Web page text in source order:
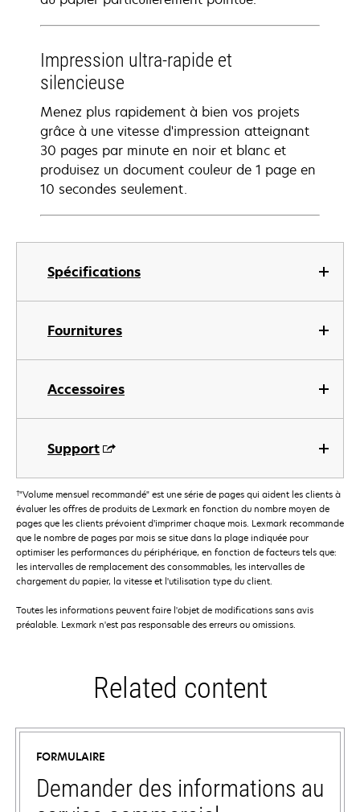
Spécifications
Fournitures
Accessoires
Support
Impression ultra-rapide et
silencieuse
Menez plus rapidement à bien vos projets
grâce à une vitesse d'impression atteignant
30 pages par minute en noir et blanc et
produisez un document couleur de 1 page en
10 secondes seulement.
†"Volume mensuel recommandé" est une série de pages qui aident les clients à
évaluer les offres de produits de Lexmark en fonction du nombre moyen de
pages que les clients prévoient d’imprimer chaque mois. Lexmark recommande
que le nombre de pages par mois se situe dans la plage indiquée pour
optimiser les performances du périphérique, en fonction de facteurs tels que:
les intervalles de remplacement des consommables, les intervalles de
chargement du papier, la vitesse et l'utilisation type du client.
Toutes les informations peuvent faire l'objet de modifications sans avis
préalable. Lexmark n'est pas responsable des erreurs ou omissions.
Related content
FORMULAIRE
Demander des informations au